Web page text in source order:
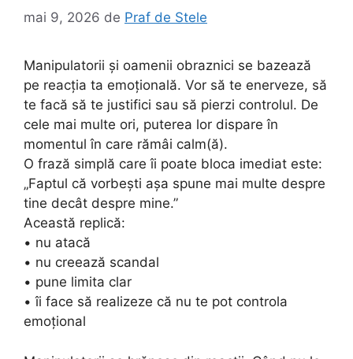
mai 9, 2026 de Praf de Stele
Manipulatorii și oamenii obraznici se bazează
pe reacția ta emoțională. Vor să te enerveze, să
te facă să te justifici sau să pierzi controlul. De
cele mai multe ori, puterea lor dispare în
momentul în care rămâi calm(ă).
O frază simplă care îi poate bloca imediat este:
„Faptul că vorbești așa spune mai multe despre
tine decât despre mine.”
Această replică:
• nu atacă
• nu creează scandal
• pune limita clar
• îi face să realizeze că nu te pot controla
emoțional